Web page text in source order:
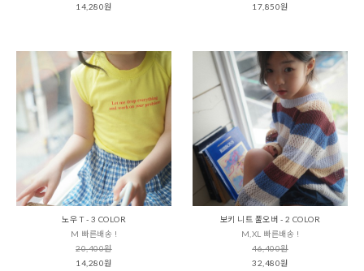
14,280원
17,850원
노우 T - 3 COLOR
M 빠른배송 !
20,400원
14,280원
보키 니트 풀오버 - 2 COLOR
M,XL 빠른배송 !
46,400원
32,480원